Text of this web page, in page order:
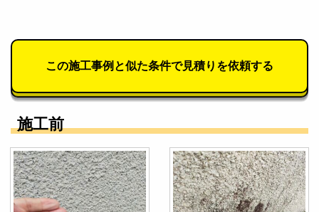
この施工事例と似た条件で見積りを依頼する
施工前